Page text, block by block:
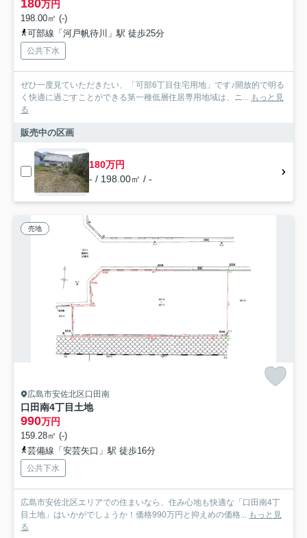
180万円
198.00㎡ (-)
可部線「河戸帆待川」駅 徒歩25分
公共下水
ぜひ一度見ていただきたい、「可部6丁目住宅用地」です♪開放的で明る
く快適に過ごすことができる第一種低層住居専用地域は、ニ... もっと見
る
販売中の区画
180万円
- / 198.00㎡ / -
売地
広島市安佐北区口田南
口田南4丁目土地
990万円
159.28㎡ (-)
芸備線「安芸矢口」駅 徒歩16分
公共下水
広島市安佐北区エリアでの住まいなら、住み心地も快適な「口田南4丁
目土地」はいかがでしょうか！価格990万円と抑えめの価格... もっと見
る